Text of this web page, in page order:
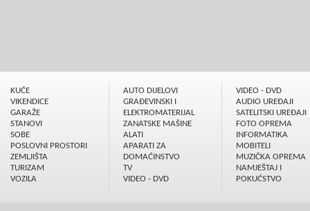
KUĆE
VIKENDICE
GARAŽE
STANOVI
SOBE
POSLOVNI PROSTORI
ZEMLJIŠTA
TURIZAM
VOZILA
AUTO DIJELOVI
GRAÐEVINSKI I
ELEKTROMATERIJAL
ZANATSKE MAŠINE
ALATI
APARATI ZA
DOMAĆINSTVO
TV
VIDEO - DVD
VIDEO - DVD
AUDIO UREÐAJI
SATELITSKI UREÐAJI
FOTO OPREMA
INFORMATIKA
MOBITELI
MUZIČKA OPREMA
NAMJEŠTAJ I
POKUĆSTVO